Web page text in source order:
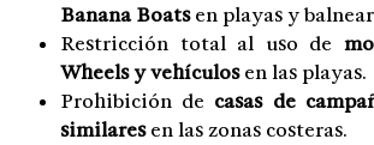
Banana Boatsen playas y
Restricción total al uso de
Wheels y vehículosen las playas.
Prohibición de casas de
similaresen las zonas costeras.